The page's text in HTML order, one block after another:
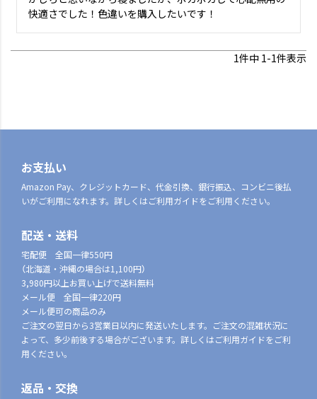
快適さでした！色違いを購入したいです！
1件中 1-1件表示
お支払い
Amazon Pay、クレジットカード、代金引換、銀行振込、コンビニ後払
いがご利用になれます。詳しくはご利用ガイドをご利用ください。
配送・送料
宅配便 全国一律550円
（北海道・沖縄の場合は1,100円）
3,980円以上お買い上げで送料無料
メール便 全国一律220円
メール便可の商品のみ
ご注文の翌日から3営業日以内に発送いたします。ご注文の混雑状況に
よって、多少前後する場合がございます。詳しくはご利用ガイドをご利
用ください。
返品・交換